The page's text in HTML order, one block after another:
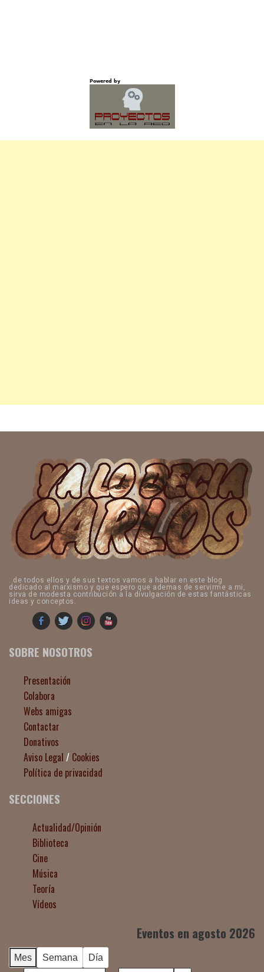
..de todos ellos y de sus textos vamos a hablar en este blog
dedicado al marxismo y que espero que ademas de servirme a mi,
sirva de modesta contribución a la divulgación de estas fantásticas
ideas y conceptos.
SOBRE NOSOTROS
Presentación
Colabora
Webs amigas
Contactar
Donativos
Aviso Legal / Cookies
Política de privacidad
SECCIONES
Actualidad/Opinión
Biblioteca
Cine
Música
Teoría
Vídeos
Eventos en agosto 2026
Mes Semana Día